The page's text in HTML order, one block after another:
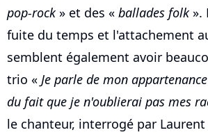
pop-rock» et des « ballades folk».
fuite du temps et l'attachement
semblent également avoir
trio « Je parle de mon
du fait que je n'oublierai pas mes
le chanteur, interrogé par Laurent